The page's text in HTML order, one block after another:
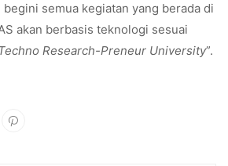
semua kegiatan yang berada di
akan berbasis teknologi sesuai
Research-Preneur University”.